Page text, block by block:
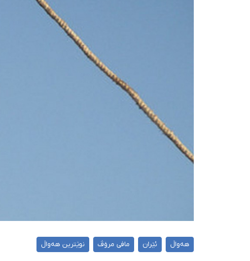
هەواڵ ئێران مافی مرۆڤ نوێترین هەواڵ